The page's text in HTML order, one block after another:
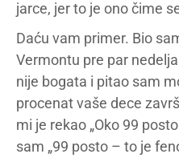
jarce, jer to je ono čime
Daću vam primer. Bio
Vermontu pre par
nije bogata i pitao sam
procenat vaše dece
mi je rekao „Oko 99
sam „99 posto – to je